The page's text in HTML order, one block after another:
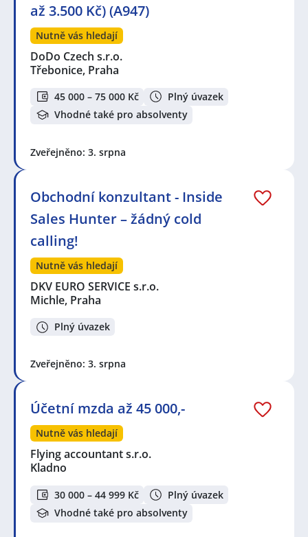
až 3.500 Kč) (A947)
Nutně vás hledají
DoDo Czech s.r.o.
Třebonice, Praha
45 000 – 75 000 Kč
Plný úvazek
Vhodné také pro absolventy
Zveřejněno: 3. srpna
Obchodní konzultant - Inside
Sales Hunter – žádný cold
calling!
Nutně vás hledají
DKV EURO SERVICE s.r.o.
Michle, Praha
Plný úvazek
Zveřejněno: 3. srpna
Účetní mzda až 45 000,-
Nutně vás hledají
Flying accountant s.r.o.
Kladno
30 000 – 44 999 Kč
Plný úvazek
Vhodné také pro absolventy